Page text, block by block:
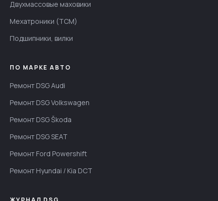
Двухмассовые маховики
Мехатроники (TCM)
Подшипники, вилки
ПО МАРКЕ АВТО
Ремонт DSG Audi
Ремонт DSG Volkswagen
Ремонт DSG Škoda
Ремонт DSG SEAT
Ремонт Ford Powershift
Ремонт Hyundai / Kia DCT